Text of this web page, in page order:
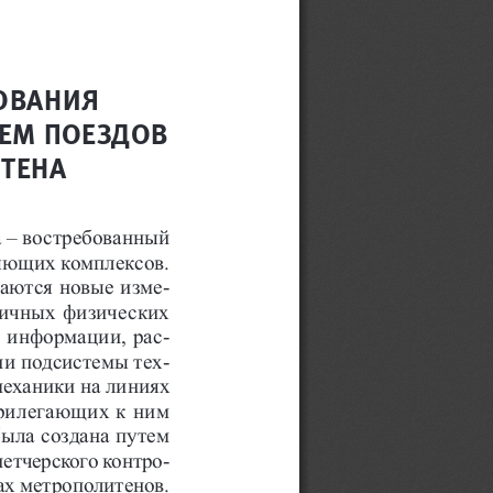
ПОЕЗДОВ
– востребованный
комплексов.
новые изме-
физических
информации, рас-
подсистемы тех-
на линиях
к ним
создана путем
контро-
метрополитенов.